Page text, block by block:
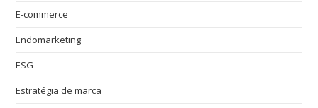
E-commerce
Endomarketing
ESG
Estratégia de marca